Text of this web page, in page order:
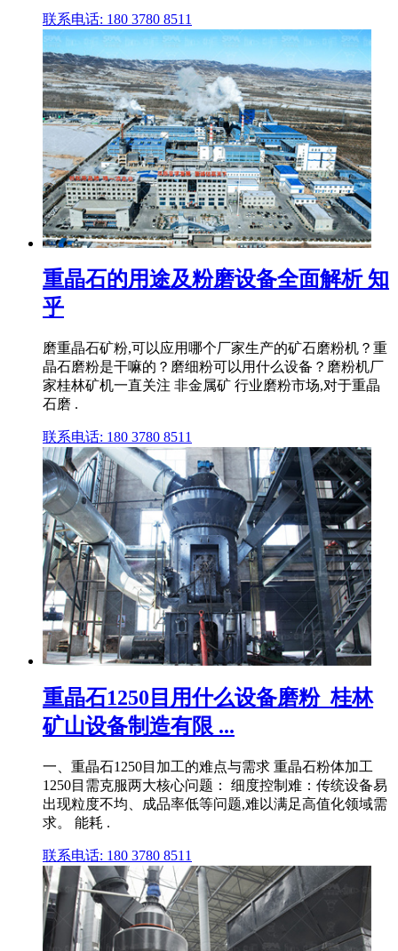
联系电话: 180 3780 8511
重晶石的用途及粉磨设备全面解析 知
乎
磨重晶石矿粉,可以应用哪个厂家生产的矿石磨粉机？重
晶石磨粉是干嘛的？磨细粉可以用什么设备？磨粉机厂
家桂林矿机一直关注 非金属矿 行业磨粉市场,对于重晶
石磨 .
联系电话: 180 3780 8511
重晶石1250目用什么设备磨粉_桂林
矿山设备制造有限 ...
一、重晶石1250目加工的难点与需求 重晶石粉体加工
1250目需克服两大核心问题： 细度控制难：传统设备易
出现粒度不均、成品率低等问题,难以满足高值化领域需
求。 能耗 .
联系电话: 180 3780 8511